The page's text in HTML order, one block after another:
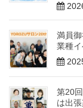
満員
業種
第20
は出